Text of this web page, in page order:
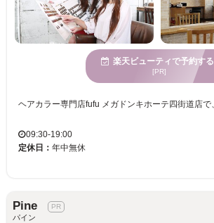
楽天ビューティで予約する
[PR]
09:30-19:00
定休日： 年中無休
Pine
パイン